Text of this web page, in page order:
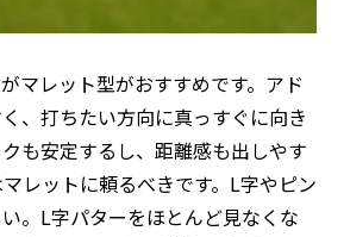
マレット型がおすすめです。アド
、打ちたい方向に真っすぐに向き
も安定するし、距離感も出しやす
レットに頼るべきです。L字やピン
。L字パターをほとんど見なくな